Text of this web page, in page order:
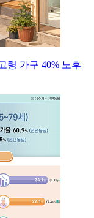
령 가구 40% 노후